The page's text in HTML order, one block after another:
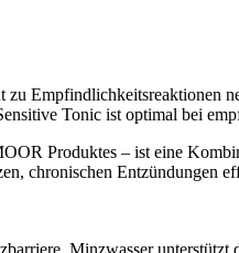
Empfindlichkeitsreaktionen
Tonic ist optimal bei
Produktes – ist eine
chronischen
Minzwasser